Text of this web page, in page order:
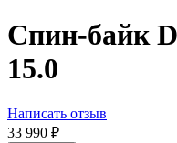
Спин-байк
15.0
Написать отзыв
33 990 ₽